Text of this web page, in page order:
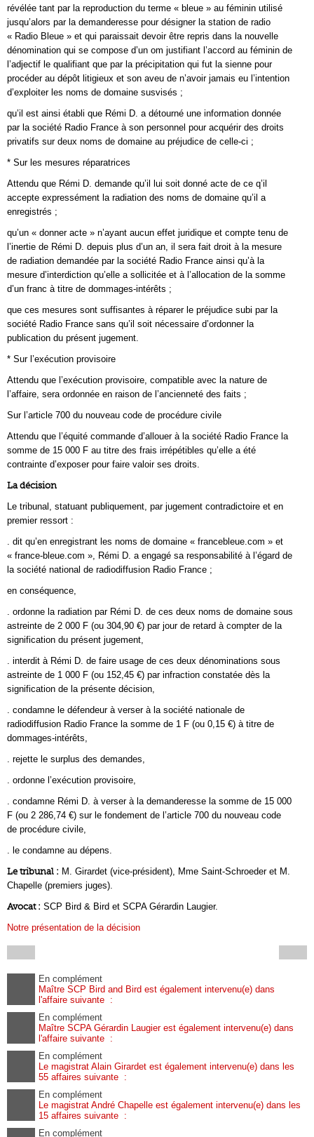
révélée tant par la reproduction du terme « bleue » au féminin utilisé
jusqu’alors par la demanderesse pour désigner la station de radio
« Radio Bleue » et qui paraissait devoir être repris dans la nouvelle
dénomination qui se compose d’un om justifiant l’accord au féminin de
l’adjectif le qualifiant que par la précipitation qui fut la sienne pour
procéder au dépôt litigieux et son aveu de n’avoir jamais eu l’intention
d’exploiter les noms de domaine susvisés ;
qu’il est ainsi établi que Rémi D. a détourné une information donnée
par la société Radio France à son personnel pour acquérir des droits
privatifs sur deux noms de domaine au préjudice de celle-ci ;
* Sur les mesures réparatrices
Attendu que Rémi D. demande qu’il lui soit donné acte de ce q’il
accepte expressément la radiation des noms de domaine qu’il a
enregistrés ;
qu’un « donner acte » n’ayant aucun effet juridique et compte tenu de
l’inertie de Rémi D. depuis plus d’un an, il sera fait droit à la mesure
de radiation demandée par la société Radio France ainsi qu’à la
mesure d’interdiction qu’elle a sollicitée et à l’allocation de la somme
d’un franc à titre de dommages-intérêts ;
que ces mesures sont suffisantes à réparer le préjudice subi par la
société Radio France sans qu’il soit nécessaire d’ordonner la
publication du présent jugement.
* Sur l’exécution provisoire
Attendu que l’exécution provisoire, compatible avec la nature de
l’affaire, sera ordonnée en raison de l’ancienneté des faits ;
Sur l’article 700 du nouveau code de procédure civile
Attendu que l’équité commande d’allouer à la société Radio France la
somme de 15 000 F au titre des frais irrépétibles qu’elle a été
contrainte d’exposer pour faire valoir ses droits.
La décision
Le tribunal, statuant publiquement, par jugement contradictoire et en
premier ressort :
. dit qu’en enregistrant les noms de domaine « francebleue.com » et
« france-bleue.com », Rémi D. a engagé sa responsabilité à l’égard de
la société national de radiodiffusion Radio France ;
en conséquence,
. ordonne la radiation par Rémi D. de ces deux noms de domaine sous
astreinte de 2 000 F (ou 304,90 €) par jour de retard à compter de la
signification du présent jugement,
. interdit à Rémi D. de faire usage de ces deux dénominations sous
astreinte de 1 000 F (ou 152,45 €) par infraction constatée dès la
signification de la présente décision,
. condamne le défendeur à verser à la société nationale de
radiodiffusion Radio France la somme de 1 F (ou 0,15 €) à titre de
dommages-intérêts,
. rejette le surplus des demandes,
. ordonne l’exécution provisoire,
. condamne Rémi D. à verser à la demanderesse la somme de 15 000
F (ou 2 286,74 €) sur le fondement de l’article 700 du nouveau code
de procédure civile,
. le condamne au dépens.
Le tribunal : M. Girardet (vice-président), Mme Saint-Schroeder et M.
Chapelle (premiers juges).
Avocat : SCP Bird & Bird et SCPA Gérardin Laugier.
Notre présentation de la décision
En complément
Maître SCP Bird and Bird est également intervenu(e) dans
l'affaire suivante :
En complément
Maître SCPA Gérardin Laugier est également intervenu(e) dans
l'affaire suivante :
En complément
Le magistrat Alain Girardet est également intervenu(e) dans les
55 affaires suivante :
En complément
Le magistrat André Chapelle est également intervenu(e) dans les
15 affaires suivante :
En complément